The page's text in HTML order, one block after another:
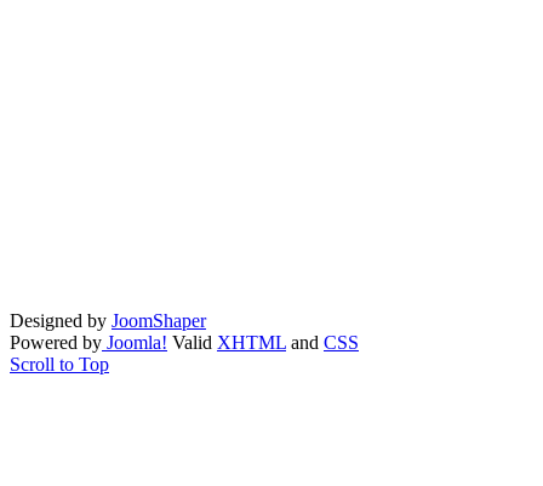
Designed by JoomShaper
Powered by Joomla! Valid XHTML and CSS
Scroll to Top